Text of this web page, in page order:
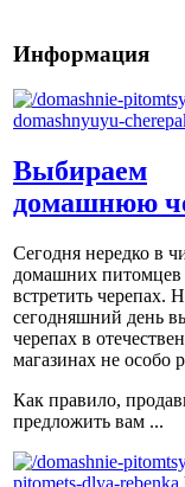
Информация
Выбираем
домашнюю
Сегодня нередко в
домашних
встретить черепах.
сегодняшний день
черепах в
магазинах не особо
Как правило,
предложить вам ...